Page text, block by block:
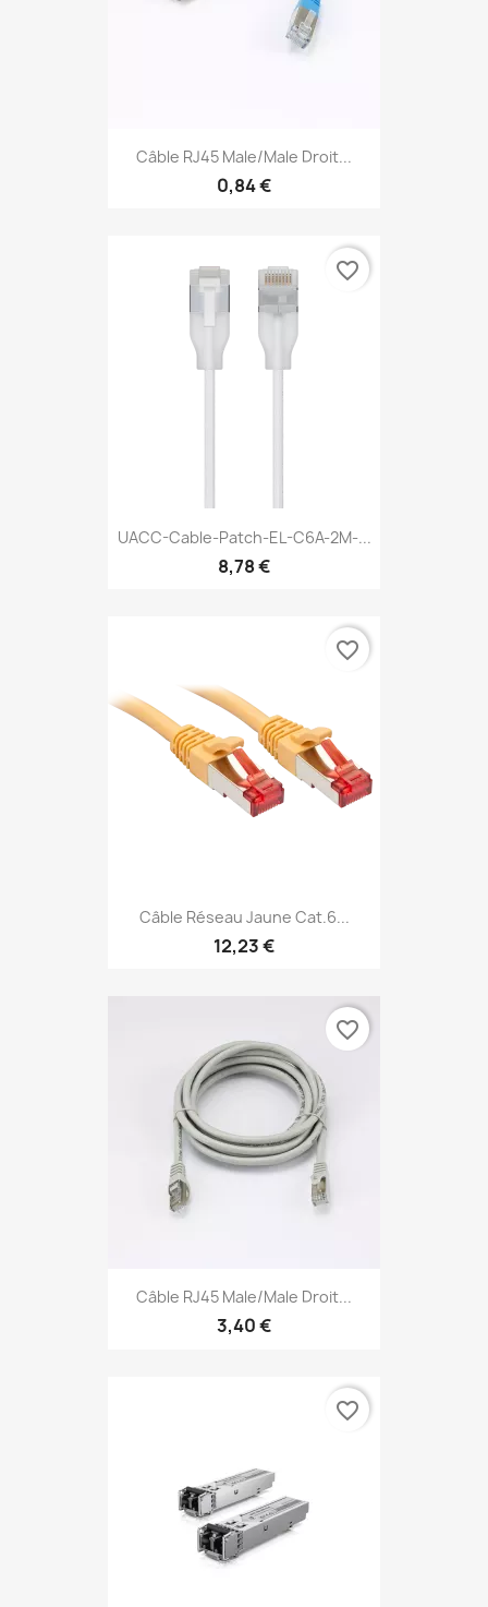
Câble RJ45 Male/Male Droit...
0,84 €
UACC-Cable-Patch-EL-C6A-2M-...
8,78 €
favorite_border
Câble Réseau Jaune Cat.6...
12,23 €
favorite_border
Câble RJ45 Male/Male Droit...
3,40 €
favorite_border
favorite_border